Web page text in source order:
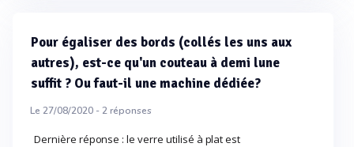
Pour égaliser des bords (collés les uns aux
autres), est-ce qu'un couteau à demi lune
suffit ? Ou faut-il une machine dédiée?
Le 27/08/2020 -2réponses
Dernière réponse : le verre utilisé à plat est